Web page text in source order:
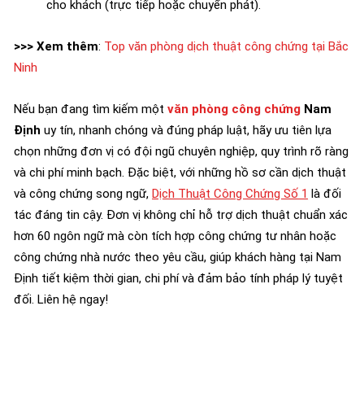
cho khách (trực tiếp hoặc chuyển phát).
>>> Xem thêm: Top văn phòng dịch thuật công chứng tại Bắc
Ninh
Nếu bạn đang tìm kiếm một văn phòng công chứng Nam
Định uy tín, nhanh chóng và đúng pháp luật, hãy ưu tiên lựa
chọn những đơn vị có đội ngũ chuyên nghiệp, quy trình rõ ràng
và chi phí minh bạch. Đặc biệt, với những hồ sơ cần dịch thuật
và công chứng song ngữ, Dịch Thuật Công Chứng Số 1 là đối
tác đáng tin cậy. Đơn vị không chỉ hỗ trợ dịch thuật chuẩn xác
hơn 60 ngôn ngữ mà còn tích hợp công chứng tư nhân hoặc
công chứng nhà nước theo yêu cầu, giúp khách hàng tại Nam
Định tiết kiệm thời gian, chi phí và đảm bảo tính pháp lý tuyệt
đối. Liên hệ ngay!